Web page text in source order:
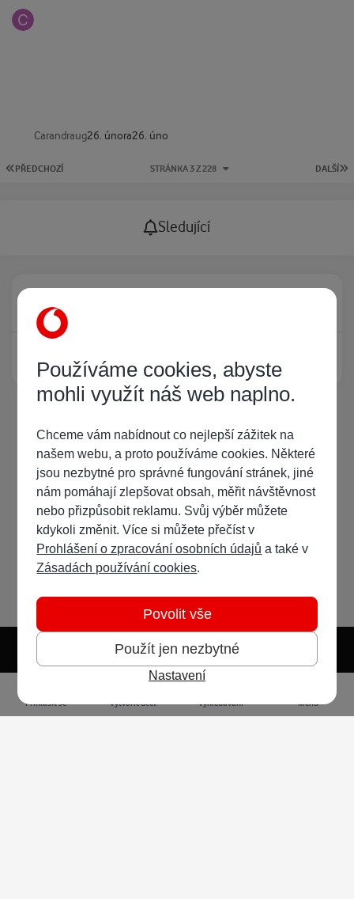
Carandraug26. února26. úno
PRVNÍ STRÁNKA
PŘEDCHOZÍ DALŠÍ
STRÁNKA 3 Z 228
Sledující
Právě prohlíží tuto stránku
Žádný registrovaný uživatel si neprohlíží tuto stránku
Světlý režim Předvolba systému
Přihlásit se Vytvořit účet Vyhledávání Menu
Používáme cookies, abyste
mohli využít náš web naplno.
Chceme vám nabídnout co nejlepší zážitek na
našem webu, a proto používáme cookies. Některé
jsou nezbytné pro správné fungování stránek, jiné
nám pomáhají zlepšovat obsah, měřit návštěvnost
nebo přizpůsobit reklamu. Svůj výběr můžete
kdykoli změnit. Více si můžete přečíst v
Prohlášení o zpracování osobních údajů a také v
Zásadách používání cookies.
Použít jen nezbytné
Povolit vše
Nastavení